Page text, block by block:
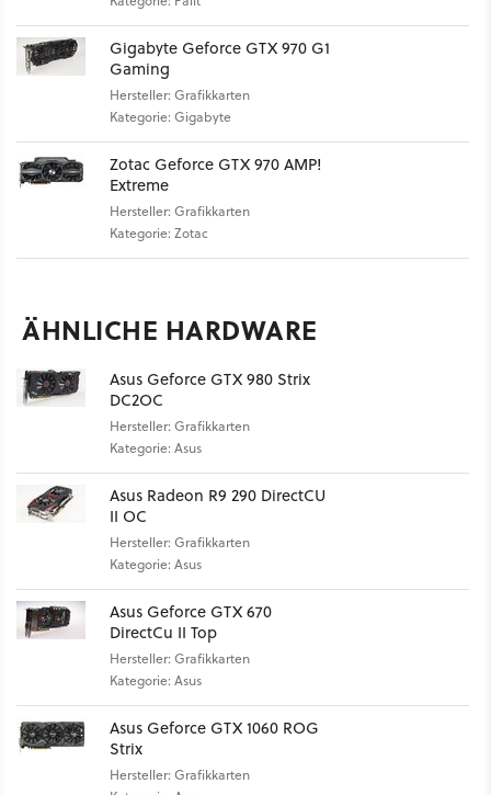
Gigabyte Geforce GTX 970 G1
Gaming
Hersteller: Grafikkarten
Kategorie: Gigabyte
Zotac Geforce GTX 970 AMP!
Extreme
Hersteller: Grafikkarten
Kategorie: Zotac
ÄHNLICHE HARDWARE
Asus Geforce GTX 980 Strix
DC2OC
Hersteller: Grafikkarten
Kategorie: Asus
Asus Radeon R9 290 DirectCU
II OC
Hersteller: Grafikkarten
Kategorie: Asus
Asus Geforce GTX 670
DirectCu II Top
Hersteller: Grafikkarten
Kategorie: Asus
Asus Geforce GTX 1060 ROG
Strix
Hersteller: Grafikkarten